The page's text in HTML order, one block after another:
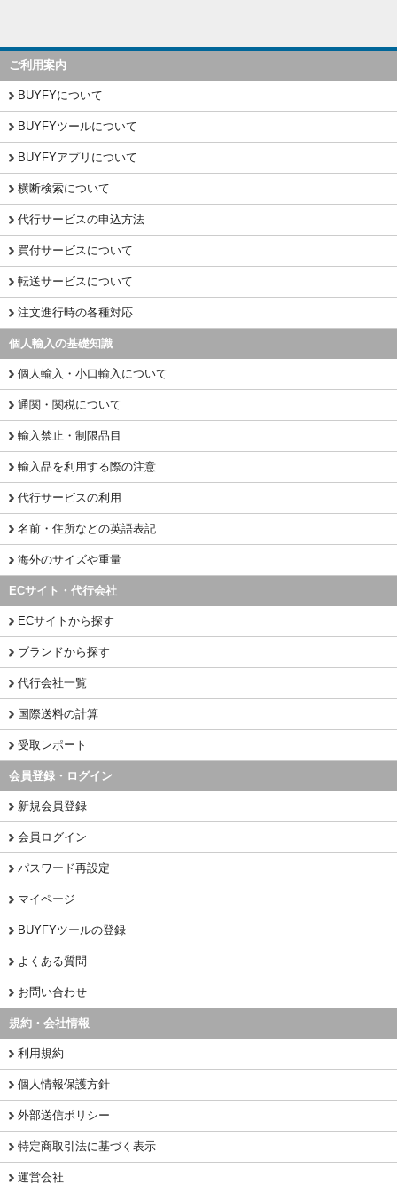
ご利用案内
BUYFYについて
BUYFYツールについて
BUYFYアプリについて
横断検索について
代行サービスの申込方法
買付サービスについて
転送サービスについて
注文進行時の各種対応
個人輸入の基礎知識
個人輸入・小口輸入について
通関・関税について
輸入禁止・制限品目
輸入品を利用する際の注意
代行サービスの利用
名前・住所などの英語表記
海外のサイズや重量
ECサイト・代行会社
ECサイトから探す
ブランドから探す
代行会社一覧
国際送料の計算
受取レポート
会員登録・ログイン
新規会員登録
会員ログイン
パスワード再設定
マイページ
BUYFYツールの登録
よくある質問
お問い合わせ
規約・会社情報
利用規約
個人情報保護方針
外部送信ポリシー
特定商取引法に基づく表示
運営会社